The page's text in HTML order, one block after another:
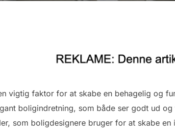
vigtig faktor for at skabe en behagelig og
boligindretning, som både ser godt ud
som boligdesignere bruger for at skabe